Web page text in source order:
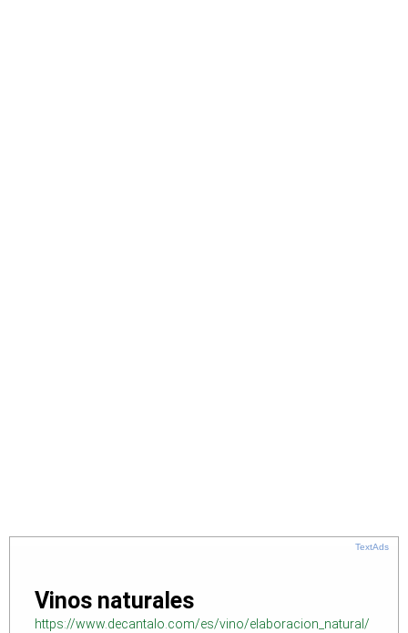
TextAds
Vinos naturales
https://www.decantalo.com/es/vino/elaboracion_natural/